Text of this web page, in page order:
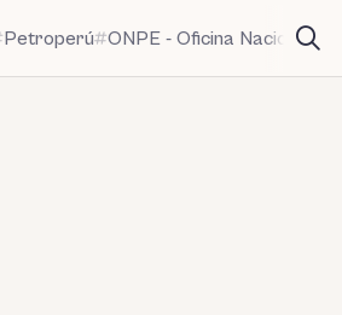
Petroperú ONPE - Oficina Nacional